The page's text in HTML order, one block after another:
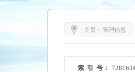
主页> 管理信息
索 引 号：